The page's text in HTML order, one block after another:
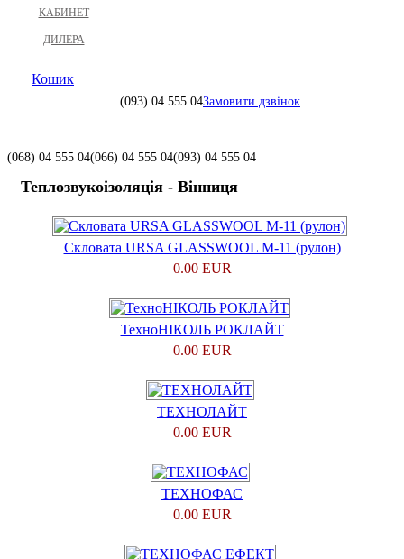
КАБИНЕТ
ДИЛЕРА
Кошик
(093) 04 555 04Замовити дзвінок
(068) 04 555 04(066) 04 555 04(093) 04 555 04
Теплозвукоізоляція - Вінниця
Скловата URSA GLASSWOOL M-11 (рулон)
0.00 EUR
ТехноНІКОЛЬ РОКЛАЙТ
0.00 EUR
ТЕХНОЛАЙТ
0.00 EUR
ТЕХНОФАС
0.00 EUR